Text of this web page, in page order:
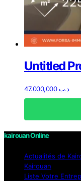
Untitled
د.ت47.000,000
kairouan Online
Actualités de
Kairouan
Liste Votre